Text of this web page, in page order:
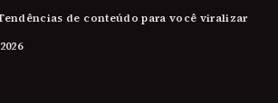
de conteúdo para você viralizar